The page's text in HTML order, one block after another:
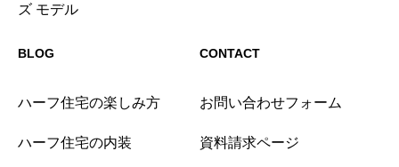
ズ モデル
BLOG
ハーフ住宅の楽しみ方
ハーフ住宅の内装
CONTACT
お問い合わせフォーム
資料請求ページ